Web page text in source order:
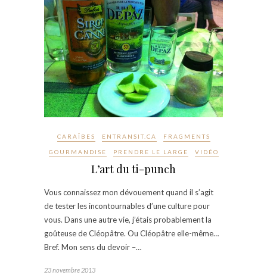
CARAÏBES ENTRANSIT.CA FRAGMENTS
GOURMANDISE PRENDRE LE LARGE VIDÉO
L’art du ti-punch
Vous connaissez mon dévouement quand il s’agit
de tester les incontournables d’une culture pour
vous. Dans une autre vie, j’étais probablement la
goûteuse de Cléopâtre. Ou Cléopâtre elle-même…
Bref. Mon sens du devoir –…
23 novembre 2013